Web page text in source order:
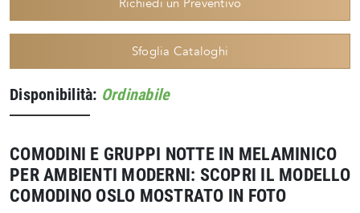
Richiedi un Preventivo
Sfoglia Cataloghi
Disponibilità: Ordinabile
COMODINI E GRUPPI NOTTE IN MELAMINICO
PER AMBIENTI MODERNI: SCOPRI IL MODELLO
COMODINO OSLO MOSTRATO IN FOTO